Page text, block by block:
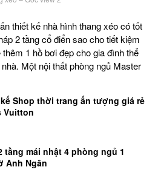
thiết kế nhà hình thang xéo có tốt
2 tầng cổ điển sao cho tiết kiệm
1 hồ bơi đẹp cho gia đình thể
Một nội thất phòng ngủ Master
Shop thời trang ấn tượng giá rẻ
Vuitton
tầng mái nhật 4 phòng ngủ 1
Anh Ngân